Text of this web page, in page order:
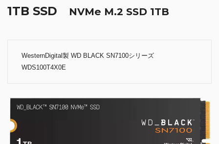
1TB SSD NVMe M.2 SSD 1TB
WesternDigital製 WD BLACK SN7100シリーズ
WDS100T4X0E